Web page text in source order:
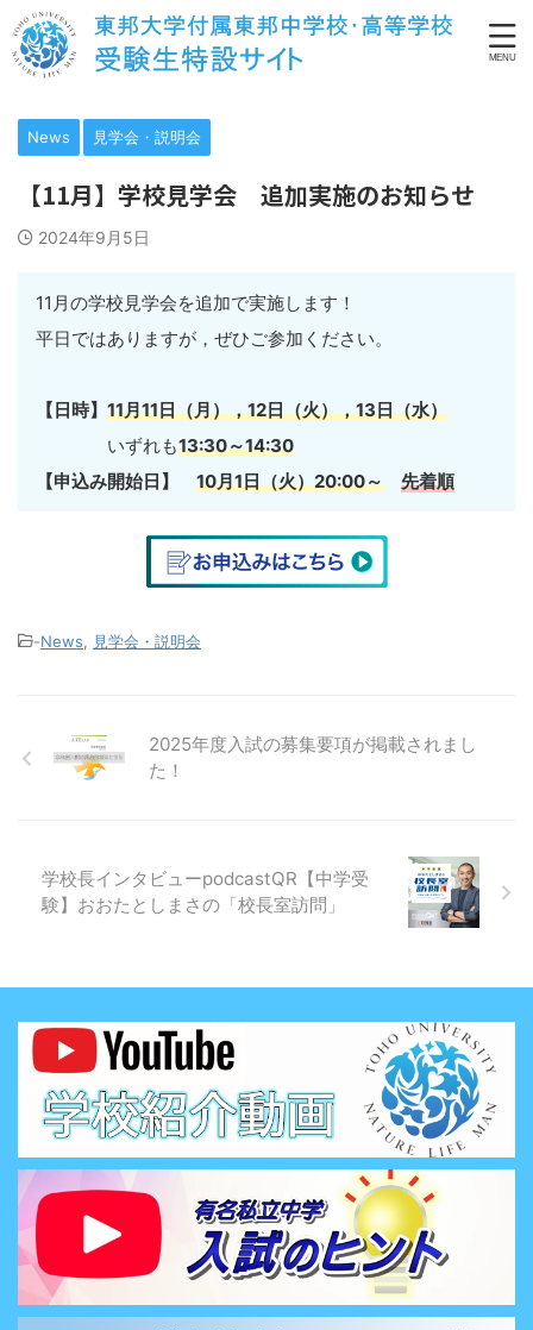
News 見学会・説明会
【11月】学校見学会 追加実施のお知らせ
2024年9月5日
11月の学校見学会を追加で実施します！
平日ではありますが，ぜひご参加ください。
【日時】 11月11日（月），12日（火），13日（水）
いずれも13:30～14:30
【申込み開始日】
10月1日（火）20:00～ 先着順
-News 見学会・説明会
2025年度入試の募集要項が掲載されまし
た！
学校長インタビューpodcastQR【中学受
験】おおたとしまさの「校長室訪問」